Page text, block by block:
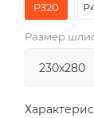
P320
Размер